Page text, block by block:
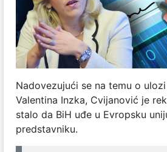
Nadovezujući se na temu o
Valentina Inzka, Cvijanović je
stalo da BiH uđe u Evropsku
predstavniku.